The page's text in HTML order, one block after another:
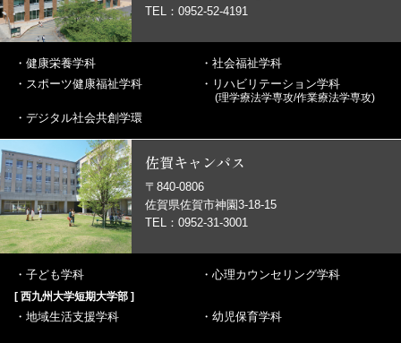
TEL：0952-52-4191
・ 健康栄養学科 ・ 社会福祉学科
・ スポーツ健康福祉学科 ・ リハビリテーション学科
(理学療法学専攻/作業療法学専攻)
・ デジタル社会共創学環
佐賀キャンパス
〒840-0806
佐賀県佐賀市神園3-18-15
TEL：0952-31-3001
・ 子ども学科 ・ 心理カウンセリング学科
[ 西九州大学短期大学部 ]
・ 地域生活支援学科 ・ 幼児保育学科